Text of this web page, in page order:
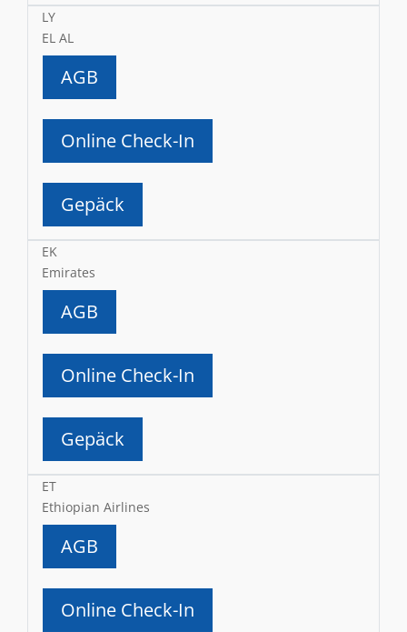
LY
EL AL
AGB
Online Check-In
Gepäck
EK
Emirates
AGB
Online Check-In
Gepäck
ET
Ethiopian Airlines
AGB
Online Check-In